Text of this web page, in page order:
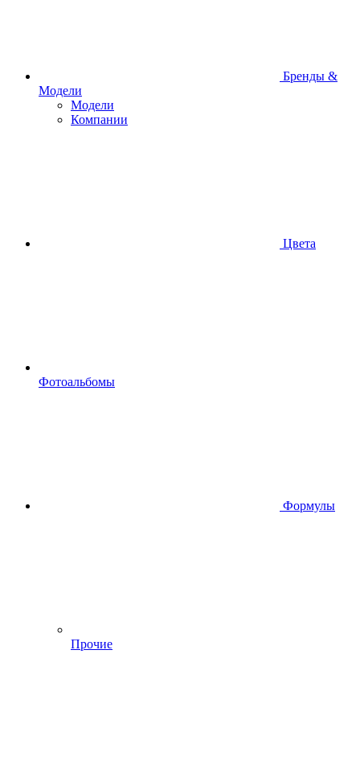
Бренды &
Модели
Модели
Компании
Цвета
Фотоальбомы
Формулы
Прочие